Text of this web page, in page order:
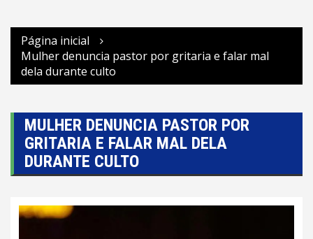
Página inicial
Mulher denuncia pastor por gritaria e falar mal
dela durante culto
MULHER DENUNCIA PASTOR POR
GRITARIA E FALAR MAL DELA
DURANTE CULTO